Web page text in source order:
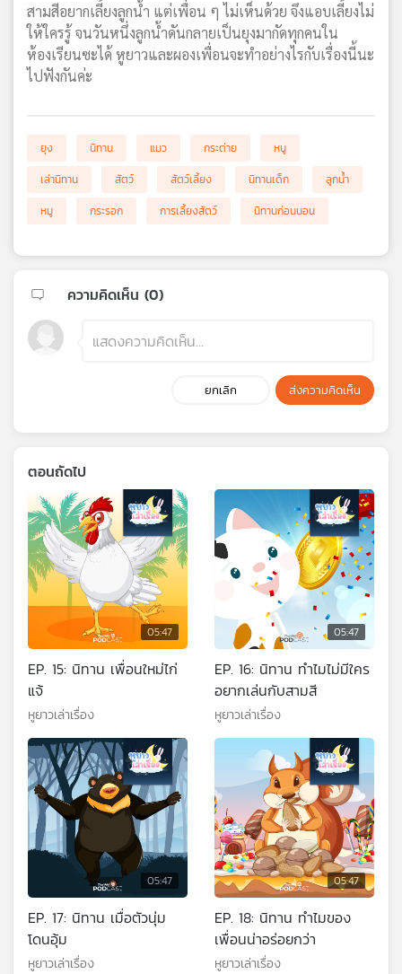
แผนที่
วิทยุ
เครือ
ข่าย
สามสีอยากเลี้ยงลูกน้ำ แต่เพื่อน ๆ ไม่เห็นด้วย จึงแอบเลี้ยงไม่
ให้ใครรู้ จนวันหนึ่งลูกน้ำดันกลายเป็นยุงมากัดทุกคนใน
ห้องเรียนซะได้ หูยาวและผองเพื่อนจะทำอย่างไรกับเรื่องนี้นะ
ไปฟังกันค่ะ
ยุง นิทาน แมว กระต่าย
หนู
เล่านิทาน
สัตว์ สัตว์เลี้ยง นิทานเด็ก
ลูกน้ำ
หมู
กระรอก การเลี้ยงสัตว์ นิทานก่อนนอน
ความคิดเห็น (0)
ยกเลิก ส่งความคิดเห็น
ตอนถัดไป
05:47
EP. 15: นิทาน เพื่อนใหม่ไก่
แจ้
หูยาวเล่าเรื่อง
05:47
EP. 16: นิทาน ทำไมไม่มีใคร
อยากเล่นกับสามสี
หูยาวเล่าเรื่อง
05:47
EP. 17: นิทาน เมื่อตัวนุ่ม
โดนอุ้ม
หูยาวเล่าเรื่อง
05:47
EP. 18: นิทาน ทำไมของ
เพื่อนน่าอร่อยกว่า
หูยาวเล่าเรื่อง